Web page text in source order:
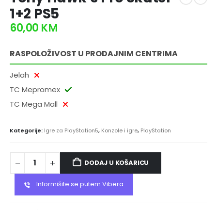
1+2 PS5
60,00 KM
RASPOLOŽIVOST U PRODAJNIM CENTRIMA
Jelah
TC Mepromex
TC Mega Mall
Kategorije: Igre za PlayStation5, Konzole i igre, PlayStation
DODAJ U KOŠARICU
Informišite se putem Vibera